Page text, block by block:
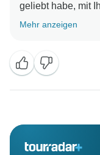
geliebt habe, mit
Mehr anzeigen